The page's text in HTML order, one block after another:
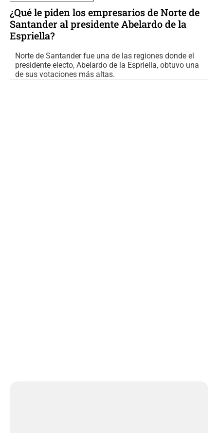
¿Qué le piden los empresarios de Norte de
Santander al presidente Abelardo de la
Espriella?
Norte de Santander fue una de las regiones donde el
presidente electo, Abelardo de la Espriella, obtuvo una
de sus votaciones más altas.